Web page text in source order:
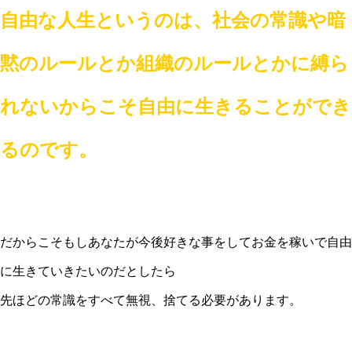
自由な人生というのは、社会の常識や暗
黙のルールとか組織のルールとかに縛ら
れないからこそ自由に生きることができ
るのです。
だからこそもしあなたが今後好きな事をしてお金を稼いで自由
に生きていきたいのだとしたら
先ほどの常識をすべて無視、捨てる必要があります。